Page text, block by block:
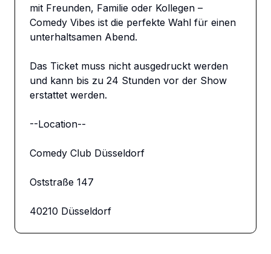
mit Freunden, Familie oder Kollegen –
Comedy Vibes ist die perfekte Wahl für einen
unterhaltsamen Abend.
Das Ticket muss nicht ausgedruckt werden
und kann bis zu 24 Stunden vor der Show
erstattet werden.
--Location--
Comedy Club Düsseldorf
Oststraße 147
40210 Düsseldorf